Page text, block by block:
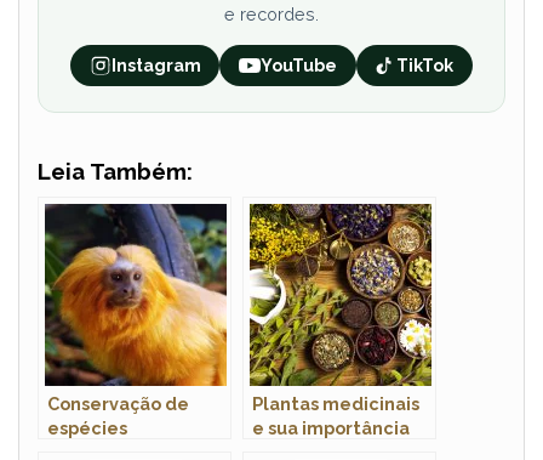
e recordes.
Instagram YouTube TikTok
Leia Também:
Conservação de
espécies
Plantas medicinais
e sua importância